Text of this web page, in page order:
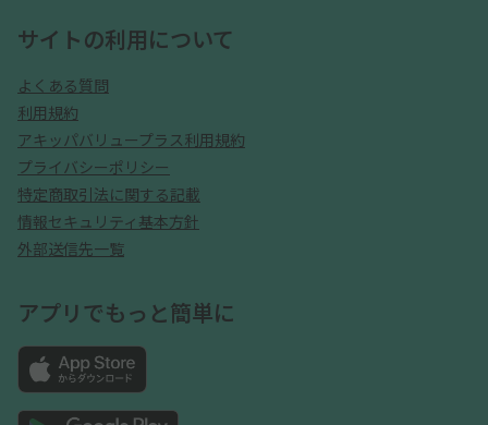
サイトの利用について
よくある質問
利用規約
アキッパバリュープラス利用規約
プライバシーポリシー
特定商取引法に関する記載
情報セキュリティ基本方針
外部送信先一覧
アプリでもっと簡単に